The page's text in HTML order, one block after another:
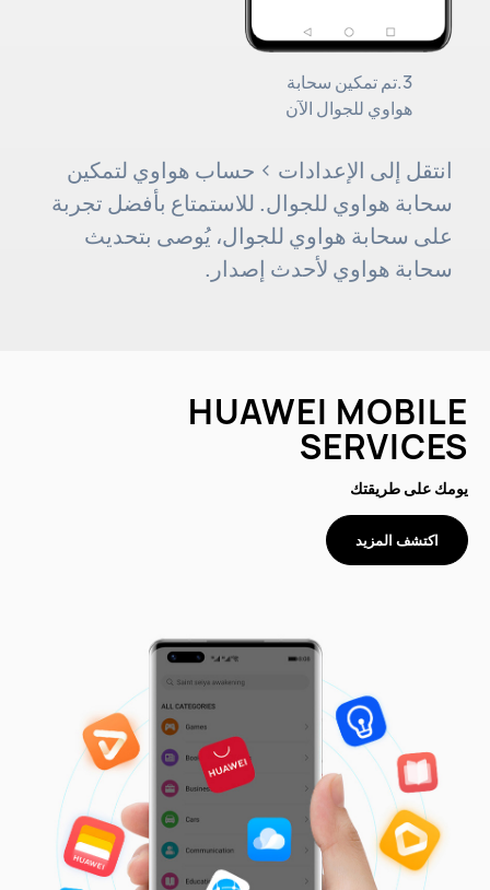
3.تم تمكين سحابة
هواوي للجوال الآن
انتقل إلى الإعدادات > حساب هواوي لتمكين
سحابة هواوي للجوال. للاستمتاع بأفضل تجربة
على سحابة هواوي للجوال، يُوصى بتحديث
سحابة هواوي لأحدث إصدار.
HUAWEI MOBILE
SERVICES
يومك على طريقتك
اكتشف المزيد